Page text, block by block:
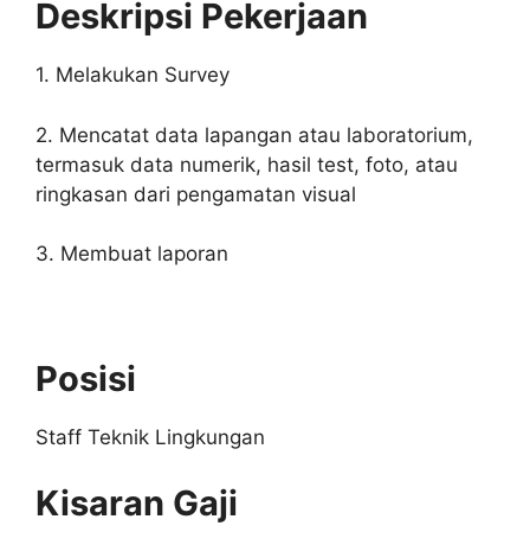
Deskripsi Pekerjaan
1. Melakukan Survey
2. Mencatat data lapangan atau laboratorium,
termasuk data numerik, hasil test, foto, atau
ringkasan dari pengamatan visual
3. Membuat laporan
Posisi
Staff Teknik Lingkungan
Kisaran Gaji